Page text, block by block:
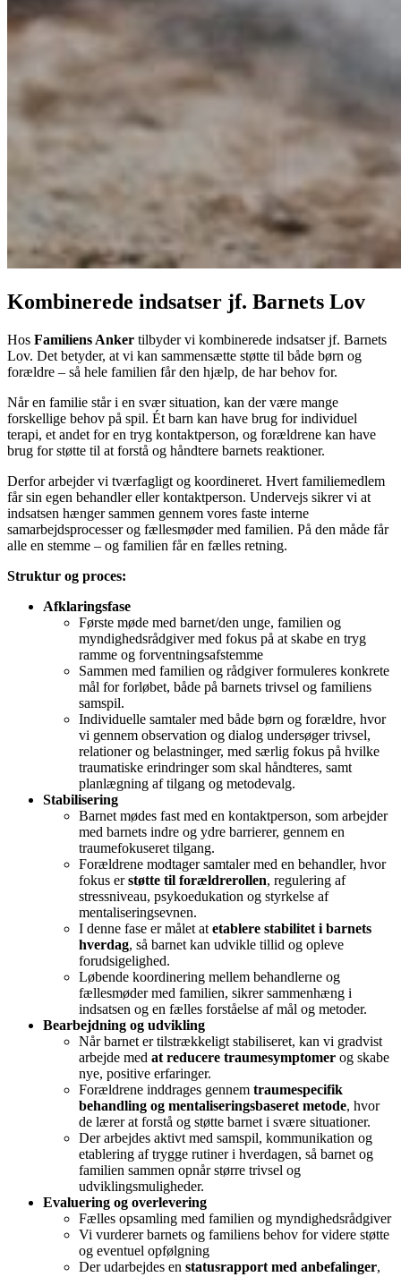
Kombinerede indsatser jf. Barnets Lov
Hos Familiens Anker tilbyder vi kombinerede indsatser jf. Barnets
Lov. Det betyder, at vi kan sammensætte støtte til både børn og
forældre – så hele familien får den hjælp, de har behov for.
Når en familie står i en svær situation, kan der være mange
forskellige behov på spil. Ét barn kan have brug for individuel
terapi, et andet for en tryg kontaktperson, og forældrene kan have
brug for støtte til at forstå og håndtere barnets reaktioner.
Derfor arbejder vi tværfagligt og koordineret. Hvert familiemedlem
får sin egen behandler eller kontaktperson. Undervejs sikrer vi at
indsatsen hænger sammen gennem vores faste interne
samarbejdsprocesser og fællesmøder med familien. På den måde får
alle en stemme – og familien får en fælles retning.
Struktur og proces:
Afklaringsfase
Første møde med barnet/den unge, familien og
myndighedsrådgiver med fokus på at skabe en tryg
ramme og forventningsafstemme
Sammen med familien og rådgiver formuleres konkrete
mål for forløbet, både på barnets trivsel og familiens
samspil.
Individuelle samtaler med både børn og forældre, hvor
vi gennem observation og dialog undersøger trivsel,
relationer og belastninger, med særlig fokus på hvilke
traumatiske erindringer som skal håndteres, samt
planlægning af tilgang og metodevalg.
Stabilisering
Barnet mødes fast med en kontaktperson, som arbejder
med barnets indre og ydre barrierer, gennem en
traumefokuseret tilgang.
Forældrene modtager samtaler med en behandler, hvor
fokus erstøtte til forældrerollen, regulering af
stressniveau, psykoedukation og styrkelse af
mentaliseringsevnen.
I denne fase er målet at etablere stabilitet i barnets
hverdag, så barnet kan udvikle tillid og opleve
forudsigelighed.
Løbende koordinering mellem behandlerne og
fællesmøder med familien, sikrer sammenhæng i
indsatsen og en fælles forståelse af mål og metoder.
Bearbejdning og udvikling
Når barnet er tilstrækkeligt stabiliseret, kan vi gradvist
arbejde med at reducere traumesymptomer og skabe
nye, positive erfaringer.
Forældrene inddrages gennem traumespecifik
behandling og mentaliseringsbaseret metode, hvor
de lærer at forstå og støtte barnet i svære situationer.
Der arbejdes aktivt med samspil, kommunikation og
etablering af trygge rutiner i hverdagen, så barnet og
familien sammen opnår større trivsel og
udviklingsmuligheder.
Evaluering og overlevering
Fælles opsamling med familien og myndighedsrådgiver
Vi vurderer barnets og familiens behov for videre støtte
og eventuel opfølgning
Der udarbejdes en statusrapport med anbefalinger,